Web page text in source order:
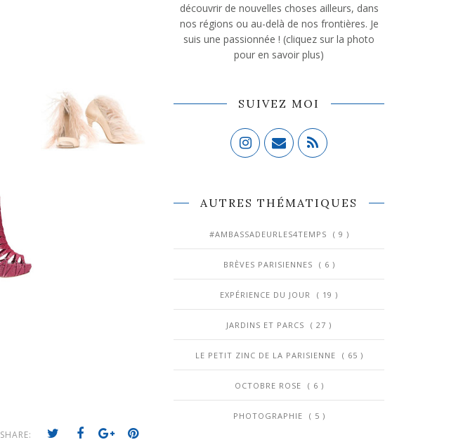
SHARE:
découvrir de nouvelles choses ailleurs, dans
nos régions ou au-delà de nos frontières. Je
suis une passionnée ! (cliquez sur la photo
pour en savoir plus)
SUIVEZ MOI
AUTRES THÉMATIQUES
#AMBASSADEURLES4TEMPS ( 9 )
BRÈVES PARISIENNES ( 6 )
EXPÉRIENCE DU JOUR ( 19 )
JARDINS ET PARCS ( 27 )
LE PETIT ZINC DE LA PARISIENNE ( 65 )
OCTOBRE ROSE ( 6 )
PHOTOGRAPHIE ( 5 )